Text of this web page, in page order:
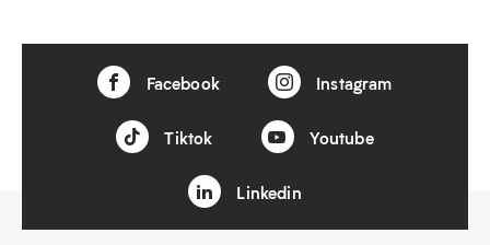
Facebook Instagram
Tiktok Youtube
Linkedin